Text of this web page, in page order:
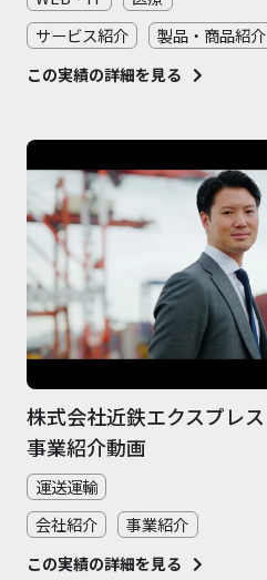
サービス紹介
製品・商品紹介
この実績の詳細を見る
株式会社近鉄エクスプレス
事業紹介動画
運送運輸
会社紹介
事業紹介
この実績の詳細を見る